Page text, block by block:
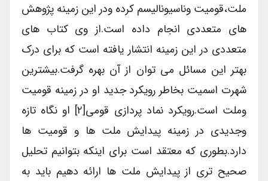
ملت،قومیت وناسیونالیسم کرده ودر این زمینه پژوهش
های متعددی انجام داده است.از وی کتاب های
متعددی در این زمینه انتشار یافته است که برای درک
بهتر این مسائل می توان از آن بهره گرفت.بیشترین
شهرت اسمیت بخاطر رویکرد جدید او در زمینه قومیت
وملت است.رویکرد نماد پردازی قومی[۲] او نگاه تازه
وجدیدی در زمینه پیدایش ملت ها و قومیت ها
دارد.بطوری که معتقد است برای اینکه بتوانیم تحلیل
صحیح تری از پیدایش ملت ها ارائه دهیم باید به